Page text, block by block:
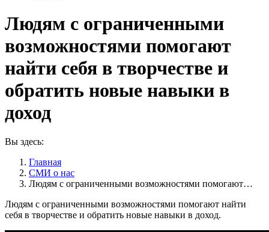
Людям с ограниченными
возможностями помогают
найти себя в творчестве и
обратить новые навыки в
доход
Вы здесь:
Главная
СМИ о нас
Людям с ограниченными возможностями помогают…
Людям с ограниченными возможностями помогают найти
себя в творчестве и обратить новые навыки в доход.